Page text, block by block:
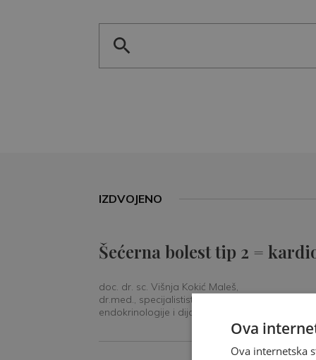
IZDVOJENO
Šećerna bolest tip 2 =
doc. dr. sc. Višnja Kokić Maleš,
dr.med., specijalististica
endokrinologije i dijabetologije
Ova
Ova internetska